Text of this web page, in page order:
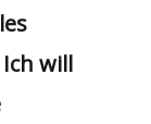
will